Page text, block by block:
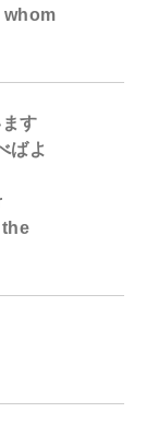
す
ばよ